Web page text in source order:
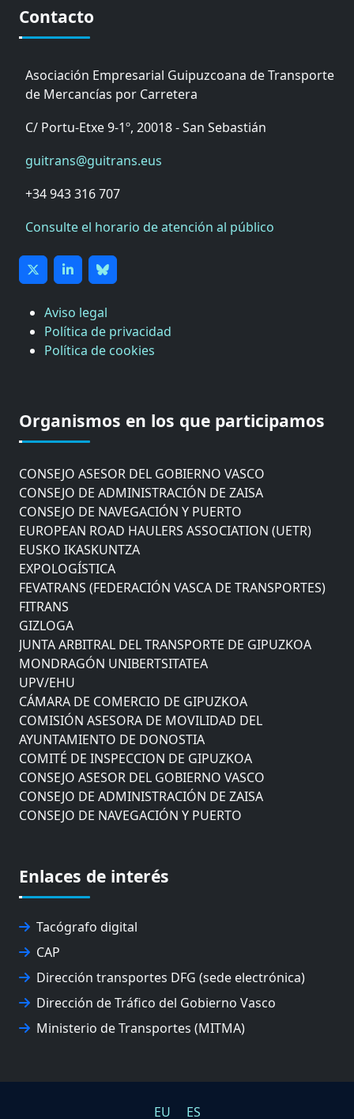
Contacto
Asociación Empresarial Guipuzcoana de Transporte
de Mercancías por Carretera
C/ Portu-Etxe 9-1º, 20018 - San Sebastián
guitrans@guitrans.eus
+34 943 316 707
Consulte el horario de atención al público
Aviso legal
Política de privacidad
Política de cookies
Organismos en los que participamos
COMISIÓN ASESORA DE MOVILIDAD DEL
AYUNTAMIENTO DE DONOSTIA
CONSEJO ASESOR DEL GOBIERNO VASCO
CONSEJO DE ADMINISTRACIÓN DE ZAISA
CONSEJO DE NAVEGACIÓN Y PUERTO
EUROPEAN ROAD HAULERS ASSOCIATION (UETR)
EUSKO IKASKUNTZA
EXPOLOGÍSTICA
FEVATRANS (FEDERACIÓN VASCA DE TRANSPORTES)
FITRANS
GIZLOGA
JUNTA ARBITRAL DEL TRANSPORTE DE GIPUZKOA
MONDRAGÓN UNIBERTSITATEA
UPV/EHU
CÁMARA DE COMERCIO DE GIPUZKOA
COMISIÓN ASESORA DE MOVILIDAD DEL
AYUNTAMIENTO DE DONOSTIA
COMITÉ DE INSPECCION DE GIPUZKOA
CONSEJO ASESOR DEL GOBIERNO VASCO
CONSEJO DE ADMINISTRACIÓN DE ZAISA
CONSEJO DE NAVEGACIÓN Y PUERTO
EXPOLOGÍSTICA
FEVATRANS (FEDERACIÓN VASCA DE TRANSPORTES)
GIZLOGA
JUNTA ARBITRAL DEL TRANSPORTE DE GIPUZKOA
UPV/EHU
Enlaces de interés
Tacógrafo digital
CAP
Dirección transportes DFG (sede electrónica)
Dirección de Tráfico del Gobierno Vasco
Ministerio de Transportes (MITMA)
EU ES